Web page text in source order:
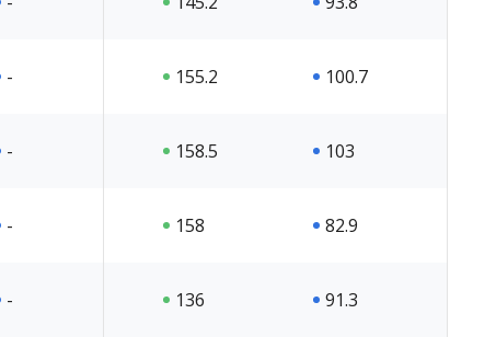
- 155.2 100.7
- 158.5 103
- 158 82.9
- 136 91.3